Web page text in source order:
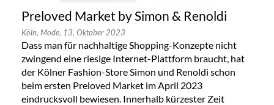
Preloved Market by Simon & Renoldi
Köln, Mode, 13. Oktober 2023
Dass man für nachhaltige Shopping-Konzepte nicht
zwingend eine riesige Internet-Plattform braucht, hat
der Kölner Fashion-Store Simon und Renoldi schon
beim ersten Preloved Market im April 2023
eindrucksvoll bewiesen. Innerhalb kürzester Zeit